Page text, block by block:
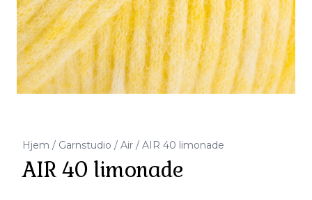
Hjem / Garnstudio / Air / AIR 40 limonade
AIR 40 limonade